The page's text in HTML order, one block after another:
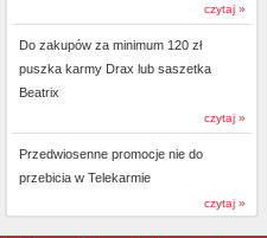
czytaj »
Do zakupów za minimum 120 zł
puszka karmy Drax lub saszetka
Beatrix
czytaj »
Przedwiosenne promocje nie do
przebicia w Telekarmie
czytaj »